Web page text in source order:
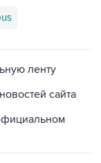
ленту
сайта